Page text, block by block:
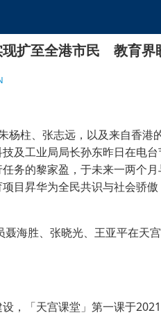
现扩至全港市民 教育
杨柱、张志远，以及来自香
及工业局局长孙东昨日在电
务的黎家盈，于未来一两个
目昇华为全民共识与社会骄
海胜、张晓光、王亚平在天
，「天宫课堂」第一课于